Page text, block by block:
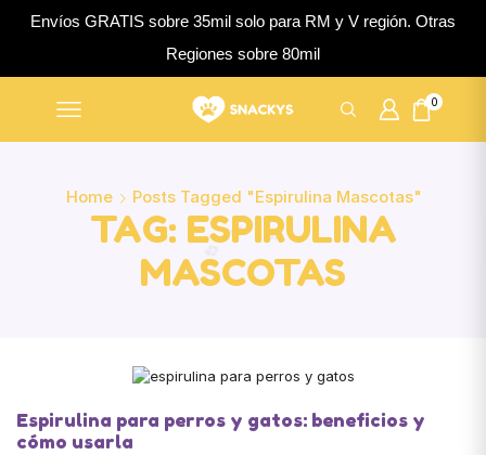
Envíos GRATIS sobre 35mil solo para RM y V región. Otras
Regiones sobre 80mil
0
Home Posts Tagged "espirulina Mascotas"
TAG: ESPIRULINA
MASCOTAS
Espirulina para perros y gatos: beneficios y
cómo usarla